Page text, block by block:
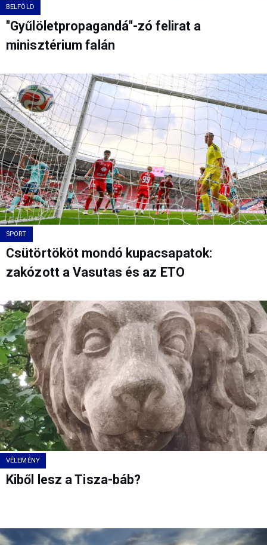
BELFÖLD
"Gyűlöletpropagandá"-zó felirat a
minisztérium falán
SPORT
Csütörtököt mondó kupacsapatok:
zakózott a Vasutas és az ETO
VÉLEMÉNY
Kiből lesz a Tisza-báb?